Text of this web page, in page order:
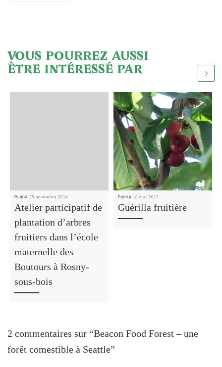
VOUS POURREZ AUSSI
ÊTRE INTÉRESSÉ PAR
Publié 25 novembre 2014
Atelier participatif de
plantation d’arbres
fruitiers dans l’école
maternelle des
Boutours à Rosny-
sous-bois
Publié 18 mai 2012
Guérilla fruitière
2 commentaires sur “Beacon Food Forest – une
forêt comestible à Seattle”